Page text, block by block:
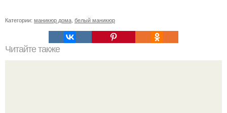
Категории: маникюр дома белый маникюр
Читайте также